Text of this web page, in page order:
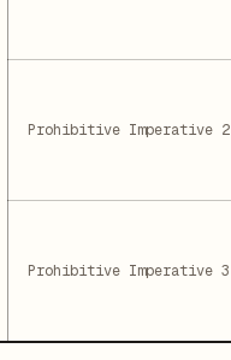
Prohibitive Imperative 2
Prohibitive Imperative 3